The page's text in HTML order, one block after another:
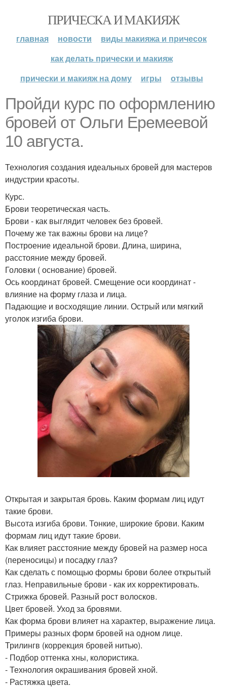
ПРИЧЕСКА И МАКИЯЖ
главная новости
виды макияжа и причесок
как делать прически и макияж
прически и макияж на дому
игры отзывы
Пройди курс по оформлению
бровей от Ольги Еремеевой
10 августа.
Технология создания идеальных бровей для мастеров
индустрии красоты.
Курс.
Брови теоретическая часть.
Брови - как выглядит человек без бровей.
Почему же так важны брови на лице?
Построение идеальной брови. Длина, ширина,
расстояние между бровей.
Головки ( основание) бровей.
Ось координат бровей. Смещение оси координат -
влияние на форму глаза и лица.
Падающие и восходящие линии. Острый или мягкий
уголок изгиба брови.
Открытая и закрытая бровь. Каким формам лиц идут
такие брови.
Высота изгиба брови. Тонкие, широкие брови. Каким
формам лиц идут такие брови.
Как влияет расстояние между бровей на размер носа
(переносицы) и посадку глаз?
Как сделать с помощью формы брови более открытый
глаз. Неправильные брови - как их корректировать.
Стрижка бровей. Разный рост волосков.
Цвет бровей. Уход за бровями.
Как форма брови влияет на характер, выражение лица.
Примеры разных форм бровей на одном лице.
Трилингв (коррекция бровей нитью).
- Подбор оттенка хны, колористика.
- Технология окрашивания бровей хной.
- Растяжка цвета.